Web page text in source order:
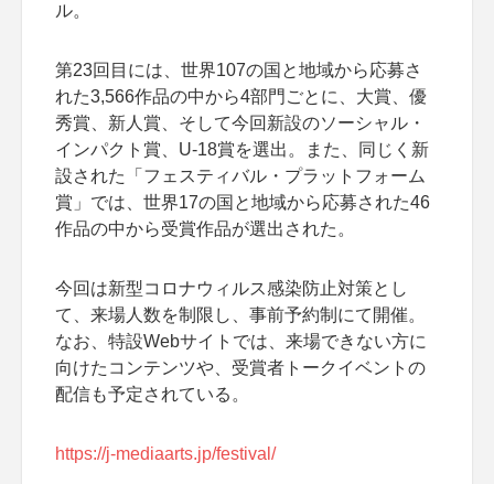
ル。
第23回目には、世界107の国と地域から応募さ
れた3,566作品の中から4部門ごとに、大賞、優
秀賞、新人賞、そして今回新設のソーシャル・
インパクト賞、U-18賞を選出。また、同じく新
設された「フェスティバル・プラットフォーム
賞」では、世界17の国と地域から応募された46
作品の中から受賞作品が選出された。
今回は新型コロナウィルス感染防止対策とし
て、来場人数を制限し、事前予約制にて開催。
なお、特設Webサイトでは、来場できない方に
向けたコンテンツや、受賞者トークイベントの
配信も予定されている。
https://j-mediaarts.jp/festival/